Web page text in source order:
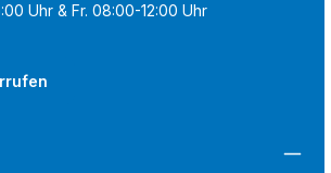
Uhr & Fr. 08:00-12:00 Uhr